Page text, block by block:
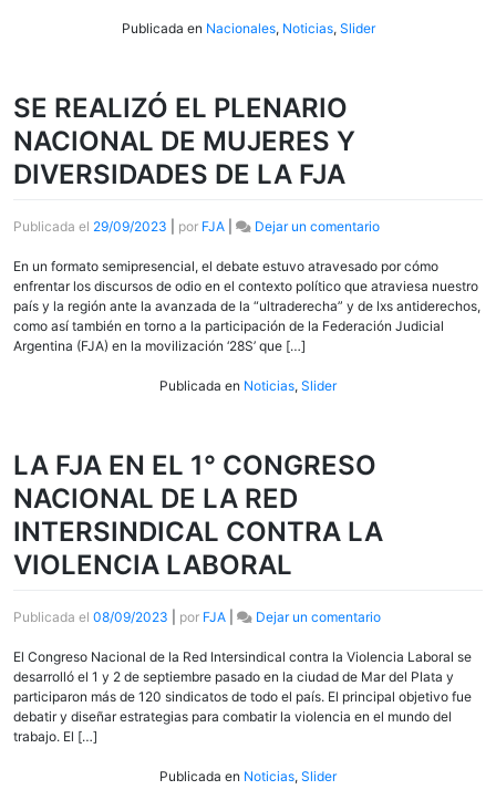
Publicada en Nacionales, Noticias, Slider
SE REALIZÓ EL PLENARIO
NACIONAL DE MUJERES Y
DIVERSIDADES DE LA FJA
Publicada el 29/09/2023 por FJA Dejar un comentarioen
REALIZÓ
EL
PLENARIO
NACIONAL
En un formato semipresencial, el debate estuvo atravesado por cómo
enfrentar los discursos de odio en el contexto político que atraviesa nuestro
país y la región ante la avanzada de la “ultraderecha” y de lxs antiderechos,
como así también en torno a la participación de la Federación Judicial
Argentina (FJA) en la movilización ‘28S’ que […]
Publicada en Noticias, Slider
LA FJA EN EL 1° CONGRESO
NACIONAL DE LA RED
INTERSINDICAL CONTRA LA
VIOLENCIA LABORAL
Publicada el 08/09/2023 por FJA Dejar un comentarioen
FJA
EN
EL
1°
El Congreso Nacional de la Red Intersindical contra la Violencia Laboral se
desarrolló el 1 y 2 de septiembre pasado en la ciudad de Mar del Plata y
participaron más de 120 sindicatos de todo el país. El principal objetivo fue
debatir y diseñar estrategias para combatir la violencia en el mundo del
trabajo. El […]
Publicada en Noticias, Slider